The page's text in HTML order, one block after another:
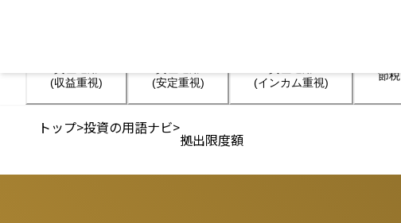
(収益重視)
(安定重視)
(インカム重視)
節税
トップ>投資の用語ナビ>
拠出限度額